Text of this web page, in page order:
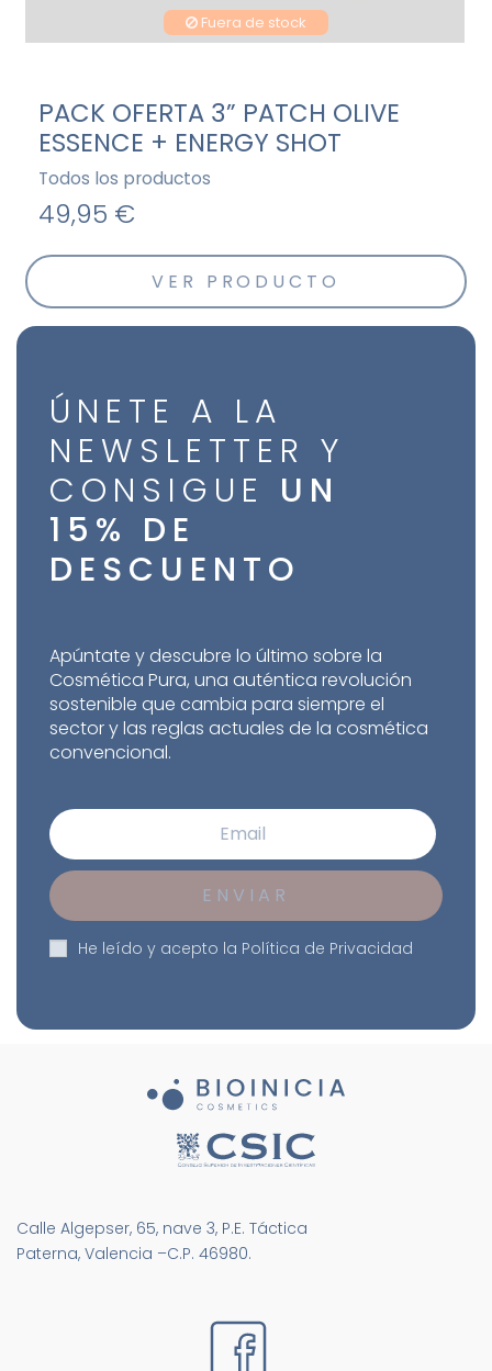
Fuera de stock
PACK OFERTA 3” PATCH OLIVE
ESSENCE + ENERGY SHOT
Todos los productos
49,95 €
VER PRODUCTO
ÚNETE A LA
NEWSLETTER Y
CONSIGUE UN
15% DE
DESCUENTO
Apúntate y descubre lo último sobre la
Cosmética Pura, una auténtica revolución
sostenible que cambia para siempre el
sector y las reglas actuales de la cosmética
convencional.
He leído y acepto la Política de Privacidad
Calle Algepser, 65, nave 3, P.E. Táctica
Paterna, Valencia –C.P. 46980.